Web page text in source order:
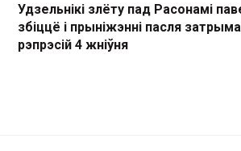
Удзельнікі злёту пад Расонамі
збіццё і прыніжэнні пасля
рэпрэсій 4 жніўня